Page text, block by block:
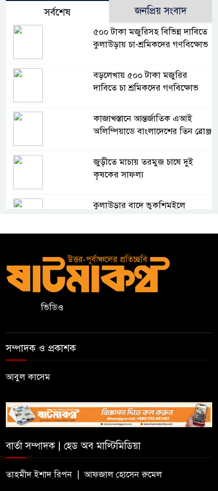
সর্বশেষ জনপ্রিয় সংবাদ
৫০০ টাকা মজুরিসহ বিভিন্ন দাবিতে
কুলাউড়ায় চা-শ্রমিকদের গণবিক্ষোভ
বড়লেখায় ৫০০ টাকা মজুরির
দাবিতে চা শ্রমিকদের গণবিক্ষোভ
কাজাখস্তানে আন্তর্জাতিক এআই
অলিম্পিয়াডে বাংলাদেশের তিন ব্রোঞ্জ
জুড়ীতে মাচায় তরমুজ চাষে দুই
কৃষকের সাফল্য
কুলাউড়ার বাদে ভুকশিমইলে
মাদ্রাসা শিক্ষা বোর্ডের নতুন লোগো
ব্যবহারের নির্দেশনা
সম্পর্কের অভিযোগে জামায়াত
নেতাকে অব্যাহতি
জন্মসূত্রে নাগরিকত্ব সীমিত করতে
ভিডিও
সম্পাদক ও প্রকাশক
আবুল কাসেম
বার্তা সম্পাদক | হেড অব মাল্টিমিডিয়া
তাহমীদ ইশাদ রিপন | আফজাল হোসেন রুমেল